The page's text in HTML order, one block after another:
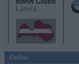
Online